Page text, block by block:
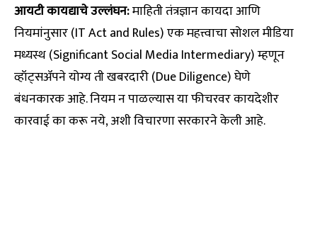
आयटी कायद्याचे उल्लंघन:माहिती तंत्रज्ञान कायदा आणि
नियमांनुसार (IT Act and Rules) एक महत्त्वाचा सोशल मीडिया
मध्यस्थ (Significant Social Media Intermediary) म्हणून
व्हॉट्सॲपने योग्य ती खबरदारी (Due Diligence) घेणे
बंधनकारक आहे. नियम न पाळल्यास या फीचरवर कायदेशीर
कारवाई का करू नये, अशी विचारणा सरकारने केली आहे.